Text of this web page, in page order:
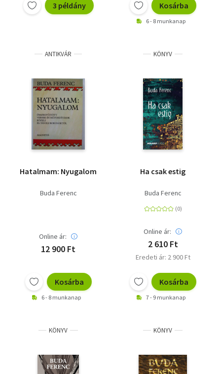
3 példány Kosárba
6 - 8 munkanap
ANTIKVÁR
Hatalmam: Nyugalom
Buda Ferenc
Online ár:
12 900 Ft
Kosárba
6 - 8 munkanap
KÖNYV
Ha csak estig
Buda Ferenc
Online ár:
2 610 Ft
Eredeti ár: 2 900 Ft
Kosárba
7 - 9 munkanap
KÖNYV KÖNYV